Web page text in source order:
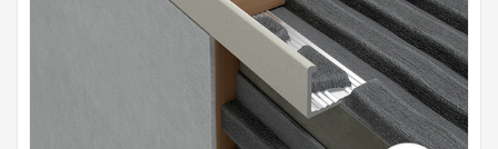
Крепёж и крепления